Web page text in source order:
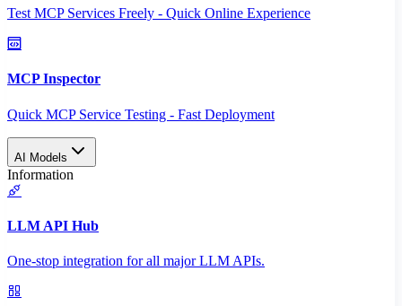
Test MCP Services Freely - Quick Online Experience
MCP Inspector
Quick MCP Service Testing - Fast Deployment
AI Models
Information
LLM API Hub
One-stop integration for all major LLM APIs.